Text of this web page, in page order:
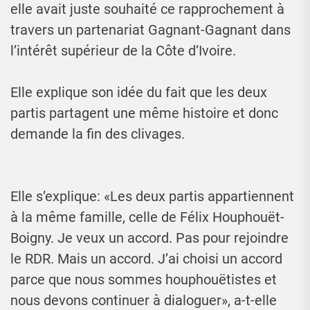
elle avait juste souhaité ce rapprochement à
travers un partenariat Gagnant-Gagnant dans
l’intérêt supérieur de la Côte d’Ivoire.
Elle explique son idée du fait que les deux
partis partagent une même histoire et donc
demande la fin des clivages.
Elle s’explique: «Les deux partis appartiennent
à la même famille, celle de Félix Houphouët-
Boigny. Je veux un accord. Pas pour rejoindre
le RDR. Mais un accord. J’ai choisi un accord
parce que nous sommes houphouëtistes et
nous devons continuer à dialoguer», a-t-elle